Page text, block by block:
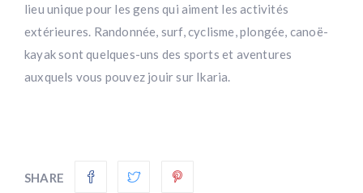
lieu unique pour les gens qui aiment les activités
extérieures. Randonnée, surf, cyclisme, plongée, canoë-
kayak sont quelques-uns des sports et aventures
auxquels vous pouvez jouir sur Ikaria.
SHARE